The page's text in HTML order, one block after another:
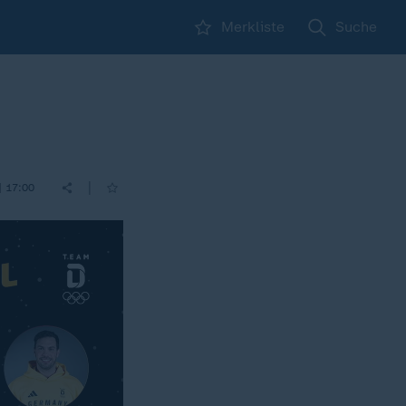
Merkliste Suche
17:00